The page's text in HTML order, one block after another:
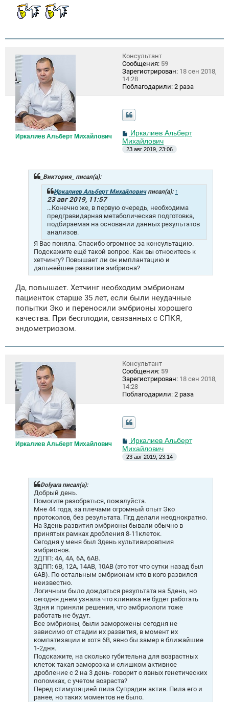
Иркалиев Альберт Михайлович
Консультант
Сообщения: 59
Зарегистрирован: 18 сен 2018,
14:28
Поблагодарили: 2 раза
С
о
о
б
е
Иркалиев Альберт
Михайлович
23 авг 2019, 23:06
_Виктория_ писал(а):
Иркалиев Альберт Михайловичписал(а): ↑
23 авг 2019, 11:57
...Конечно же, в первую очередь, необходима
предгравидарная метаболическая подготовка,
подбираемая на основании данных результатов
анализов.
Я Вас поняла. Спасибо огромное за консультацию.
Подскажите ещё такой вопрос. Как вы относитесь к
хетчингу? Повышает ли он имплантацию и
дальнейшее развитие эмбриона?
Да, повышает. Хетчинг необходим эмбрионам
пациенток старше 35 лет, если были неудачные
попытки Эко и переносили эмбрионы хорошего
качества. При бесплодии, связанных с СПКЯ,
эндометриозом.
Иркалиев Альберт Михайлович
Консультант
Сообщения: 59
Зарегистрирован: 18 сен 2018,
14:28
Поблагодарили: 2 раза
С
о
о
б
Иркалиев Альберт
Михайлович
23 авг 2019, 23:14
Dolyara писал(а):
Добрый день.
Помогите разобраться, пожалуйста.
Мне 44 года, за плечами огромный опыт Эко
протоколов, без результата. Пгд делали неоднократно.
На 3день развития эмбрионы бывали обычно в
принятых рамках дробления 8-11клеток.
Сегодня у меня был 3день культивировпния
эмбрионов.
2ДПП: 4А, 4А, 6А, 6АВ.
3ДПП: 6В, 12А, 14АВ, 10АВ (это тот что сутки назад был
6АВ). По остальным эмбрионам кто в кого развился
неизвестно.
Логичным было дождаться результата на 5день, но
сегодня днем узнала что клиника не будет работать
3дня и приняли решения, что эмбриологи тоже
работать не будут.
Все эмбрионы, были заморожены сегодня не
зависимо от стадии их развития, в момент их
компатизации и хотя 6В, явно бы замер в ближайшие
1-2дня.
Подскажите, на сколько губительна для возрастных
клеток такая заморозка и слишком активное
дробление с 2 на 3 день- говорит о явных генетических
поломках, с учетом возраста?
Перед стимуляцией пила Супрадин актив. Пила его и
ранее, но таких моментов не было.